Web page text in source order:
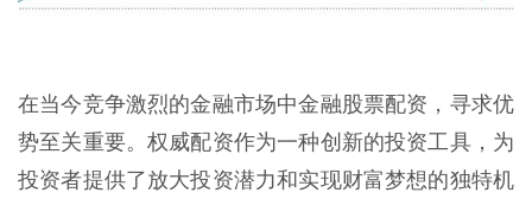
在当今竞争激烈的金融市场中金融股票配资，寻求优
势至关重要。权威配资作为一种创新的投资工具，为
投资者提供了放大投资潜力和实现财富梦想的独特机